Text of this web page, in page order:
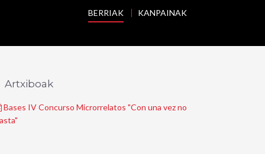
BERRIAK KANPAINAK
Artxiboak
Bases IV Concurso Microrrelatos "Con una vez no